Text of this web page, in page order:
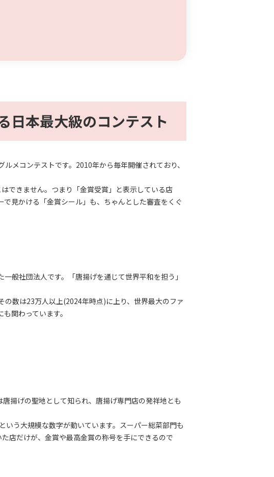
日本最大級のコンテスト
メコンテストです。2010年から毎年開催されており、
できません。つまり「金賞受賞」と表示している店
見かける「金賞シール」も、ちゃんとした審査をくぐ
般社団法人です。「唐揚げを通じて世界平和を担う」
数は23万人以上(2024年時点)に上り、世界最大のファ
関わっています。
揚げの聖地として知られ、唐揚げ専門店の発祥地とも
う大規模な数字が動いています。スーパー総菜部門も
店だけが、金賞や最高金賞の称号を手にできるので